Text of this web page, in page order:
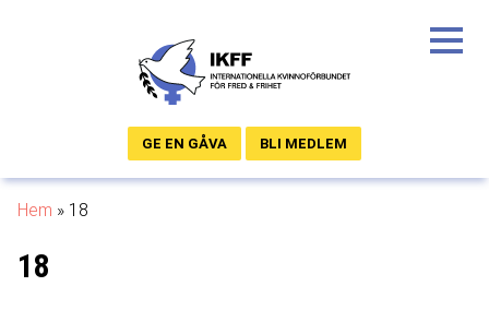
BLI MEDLEM
GE EN GÅVA
Hem » 18
18